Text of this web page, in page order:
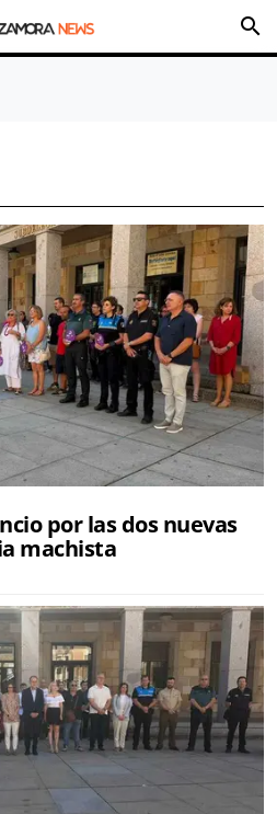
search
por las dos nuevas
machista